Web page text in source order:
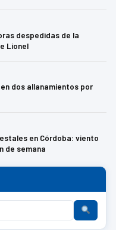
despedidas de la
Lionel
dos allanamientos por
en Córdoba: viento
de semana